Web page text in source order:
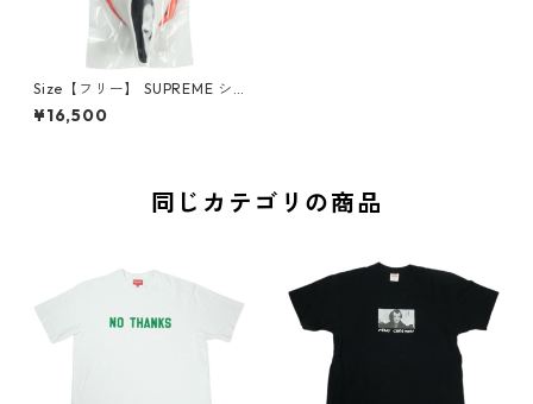
Size【フリー】 SUPREME シ
ュプリーム 26SS Ghostface
Mask Red フェイスマスク 赤
¥16,500
同じカテゴリの商品